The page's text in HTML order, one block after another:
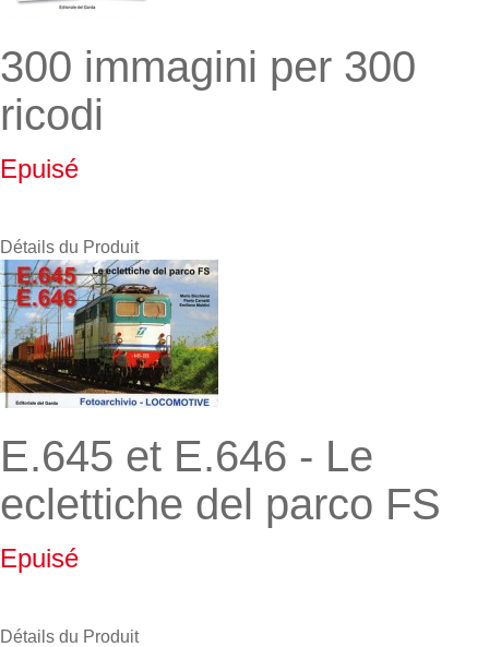
300 immagini per 300
ricodi
Epuisé
Détails du Produit
E.645 et E.646 - Le
eclettiche del parco FS
Epuisé
Détails du Produit